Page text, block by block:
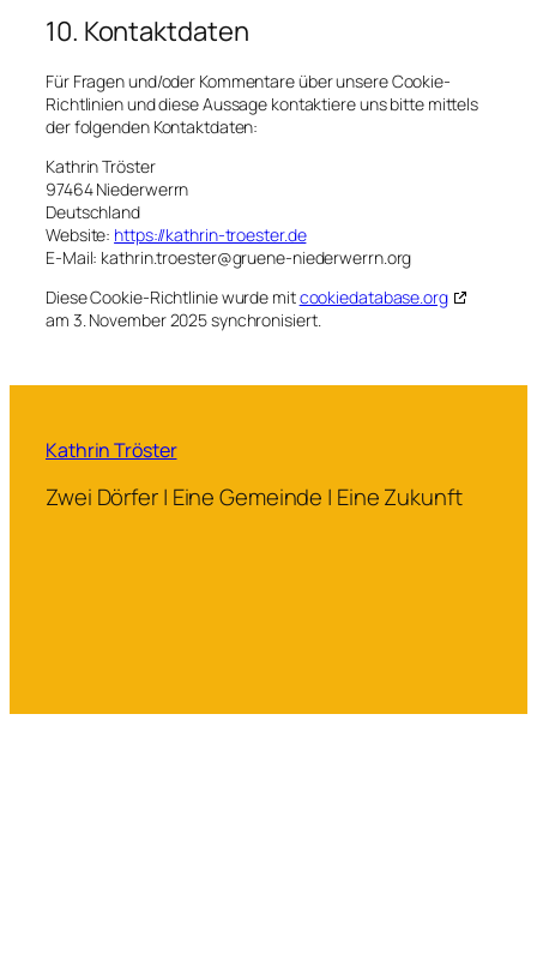
10. Kontaktdaten
Für Fragen und/oder Kommentare über unsere Cookie-
Richtlinien und diese Aussage kontaktiere uns bitte mittels
der folgenden Kontaktdaten:
Kathrin Tröster
97464 Niederwerrn
Deutschland
Website: https://kathrin-troester.de
E-Mail: kathrin.troester@gruene-niederwerrn.org
Diese Cookie-Richtlinie wurde mitcookiedatabase.org
am 3. November 2025 synchronisiert.
Kathrin Tröster
Zwei Dörfer | Eine Gemeinde | Eine Zukunft